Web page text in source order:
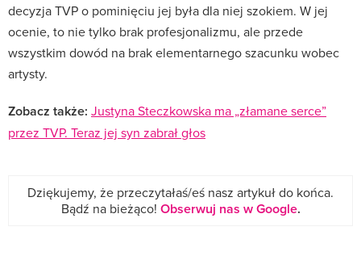
decyzja TVP o pominięciu jej była dla niej szokiem. W jej
ocenie, to nie tylko brak profesjonalizmu, ale przede
wszystkim dowód na brak elementarnego szacunku wobec
artysty.
Zobacz także: Justyna Steczkowska ma „złamane serce”
przez TVP. Teraz jej syn zabrał głos
Dziękujemy, że przeczytałaś/eś nasz artykuł do końca.
Bądź na bieżąco! Obserwuj nas w Google.